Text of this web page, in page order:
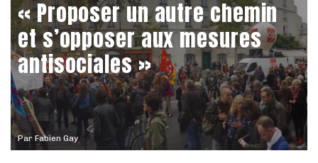
Par Fabien Gay
« Proposer un autre chemin
et s’opposer aux mesures
antisociales »